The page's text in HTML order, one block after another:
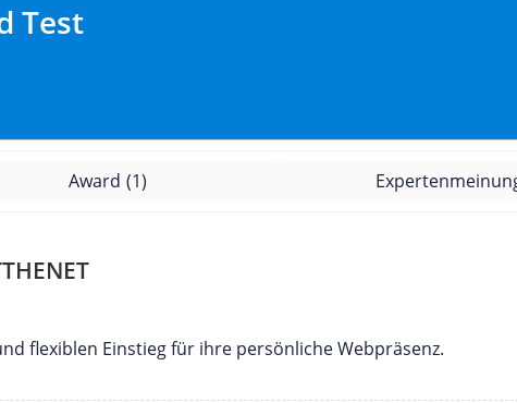
Test
Award (1)
flexiblen Einstieg für ihre persönliche Webpräsenz.